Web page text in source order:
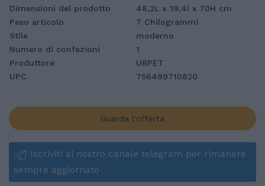
Dimensioni del prodotto
48,2L x 19,4l x 70H cm
Peso articolo
7 Chilogrammi
Stile
moderno
Numero di confezioni
1
Produttore
UBPET
UPC
756499710820
Guarda l'offerta
Iscriviti al nostro canale telegram per rimanere
sempre aggiornato